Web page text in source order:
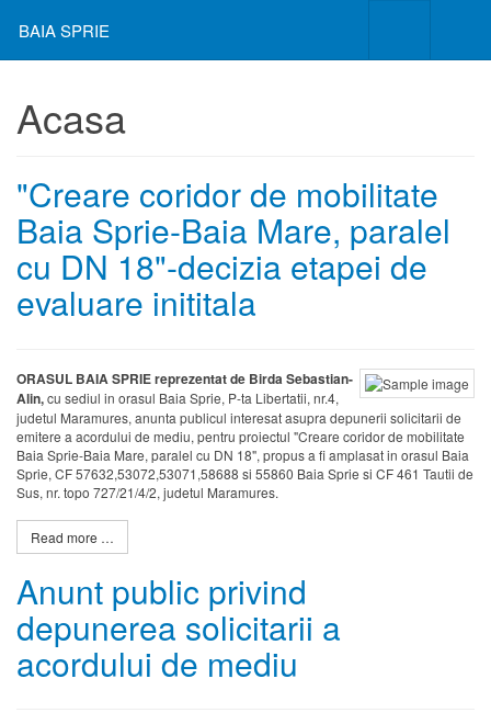
BAIA SPRIE
Acasa
"Creare coridor de mobilitate
Baia Sprie-Baia Mare, paralel
cu DN 18"-decizia etapei de
evaluare inititala
ORASUL BAIA SPRIE reprezentat de Birda Sebastian-
Alin,cu sediul in orasul Baia Sprie, P-ta Libertatii, nr.4,
judetul Maramures, anunta publicul interesat asupra depunerii solicitarii de
emitere a acordului de mediu, pentru proiectul "Creare coridor de mobilitate
Baia Sprie-Baia Mare, paralel cu DN 18", propus a fi amplasat in orasul Baia
Sprie, CF 57632,53072,53071,58688 si 55860 Baia Sprie si CF 461 Tautii de
Sus, nr. topo 727/21/4/2, judetul Maramures.
Read more …
Anunt public privind
depunerea solicitarii a
acordului de mediu